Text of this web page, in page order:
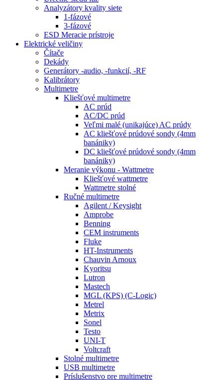
Analyzátory kvality siete
1-fázové
3-fázové
ESD Meracie prístroje
Elektrické veličiny
Čítače
Dekády
Generátory -audio, -funkcií, -RF
Kalibrátory
Multimetre
Kliešťové multimetre
AC prúd
AC/DC prúd
Veľmi malé (unikajúce) AC prúdy
AC kliešťové prúdové sondy (4mm
banániky)
DC kliešťové prúdové sondy (4mm
banániky)
Meranie výkonu - Wattmetre
Kliešťové wattmetre
Wattmetre stolné
Ručné multimetre
Agilent / Keysight
Amprobe
Benning
CEM instruments
Fluke
HT-Instruments
Chauvin Arnoux
Kyoritsu
Lutron
Mastech
MGL (KPS) (C-Logic)
Metrel
Metrix
Sonel
Testo
UNI-T
Voltcraft
Stolné multimetre
USB multimetre
Príslušenstvo pre multimetre